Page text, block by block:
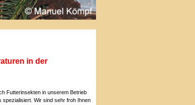
in der
Futterinsekten in unserem Betrieb
spezialisiert. Wir sind sehr froh Ihnen